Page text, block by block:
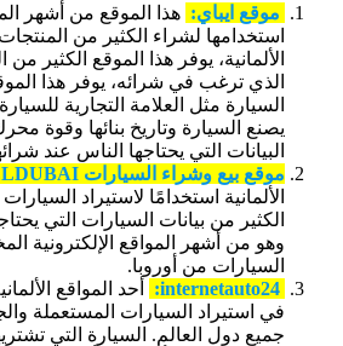
موقع ايباي: هذا الموقع من أشهر
استخدامها لشراء الكثير من
الألمانية، يوفر هذا الموقع الكثير من
الذي ترغب في شرائه، يوفر هذا
السيارة مثل العلامة التجارية
يصنع السيارة وتاريخ بنائها وقوة
البيانات التي يحتاجها الناس عند
موقع بيع وشراء السيارات DELDUBAI:
الألمانية استخدامًا لاستيراد
الكثير من بيانات السيارات التي
وهو من أشهر المواقع الإلكترونية
السيارات من أوروبا.
أحد المواقع
في استيراد السيارات المستعملة
جميع دول العالم. السيارة التي